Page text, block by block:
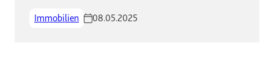
Immobilien 08.05.2025